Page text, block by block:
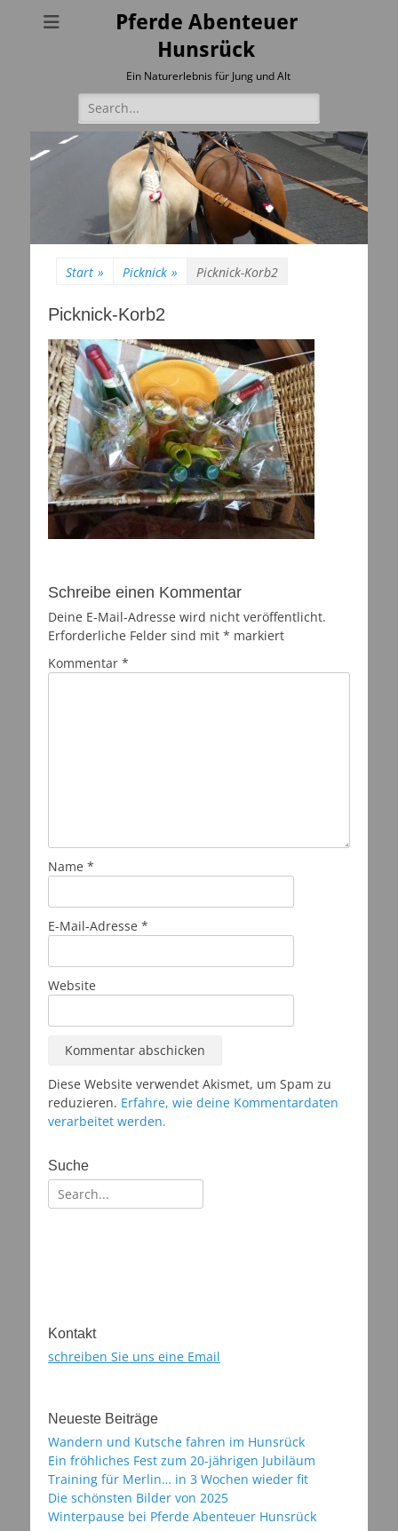
Pferde Abenteuer
Hunsrück
Ein Naturerlebnis für Jung und Alt
Suchen
nach:
Start » Picknick » Picknick-Korb2
Picknick-Korb2
Schreibe einen Kommentar
Deine E-Mail-Adresse wird nicht veröffentlicht.
Erforderliche Felder sind mit * markiert
Kommentar *
Name *
E-Mail-Adresse *
Website
Diese Website verwendet Akismet, um Spam zu
reduzieren. Erfahre, wie deine Kommentardaten
verarbeitet werden.
Suche
Suchen
nach:
Kontakt
schreiben Sie uns eine Email
Neueste Beiträge
Wandern und Kutsche fahren im Hunsrück
Ein fröhliches Fest zum 20-jährigen Jubiläum
Training für Merlin… in 3 Wochen wieder fit
Die schönsten Bilder von 2025
Winterpause bei Pferde Abenteuer Hunsrück